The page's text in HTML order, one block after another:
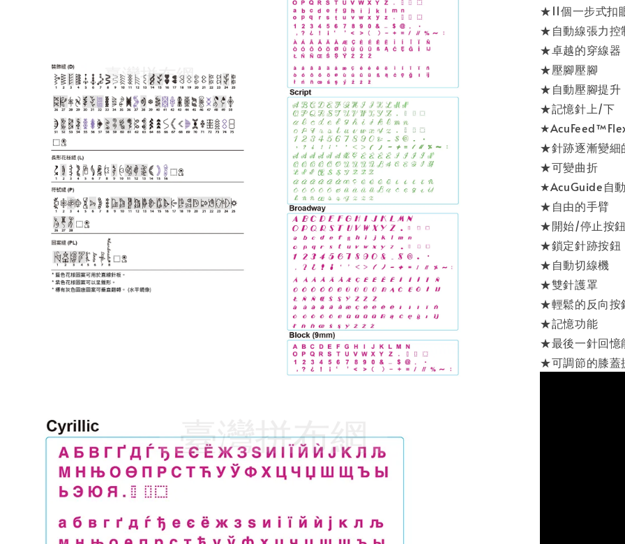
★11個一步式扣
★自動線張力控
★卓越的穿線器
★壓腳壓腳
★自動壓腳提升
★記憶針上/下
★針跡逐漸變細
★可變曲折
★AcuGuide自
★自由的手臂
★開始/停止按鈕
★鎖定針跡按鈕
★自動切線機
★雙針護罩
★輕鬆的反向按
★記憶功能
★最後一針回憶
★可調節的膝蓋